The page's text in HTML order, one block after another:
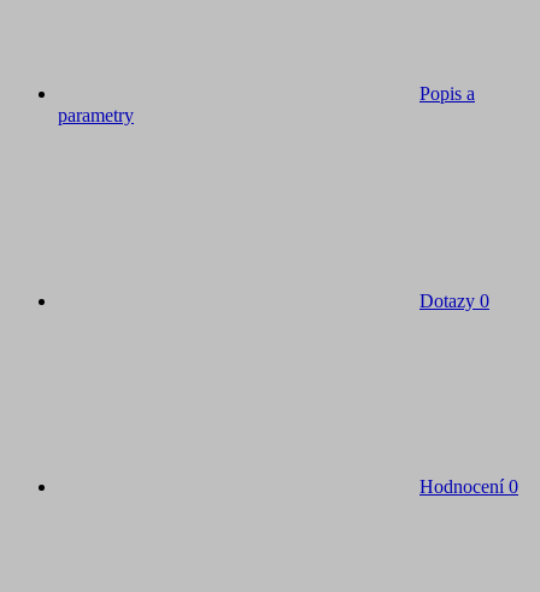
Popis a
parametry
Dotazy 0
Hodnocení0